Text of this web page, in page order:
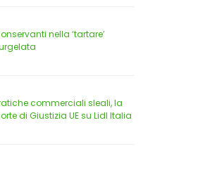
nella ‘tartare’
commerciali sleali, la
di Giustizia UE su Lidl Italia